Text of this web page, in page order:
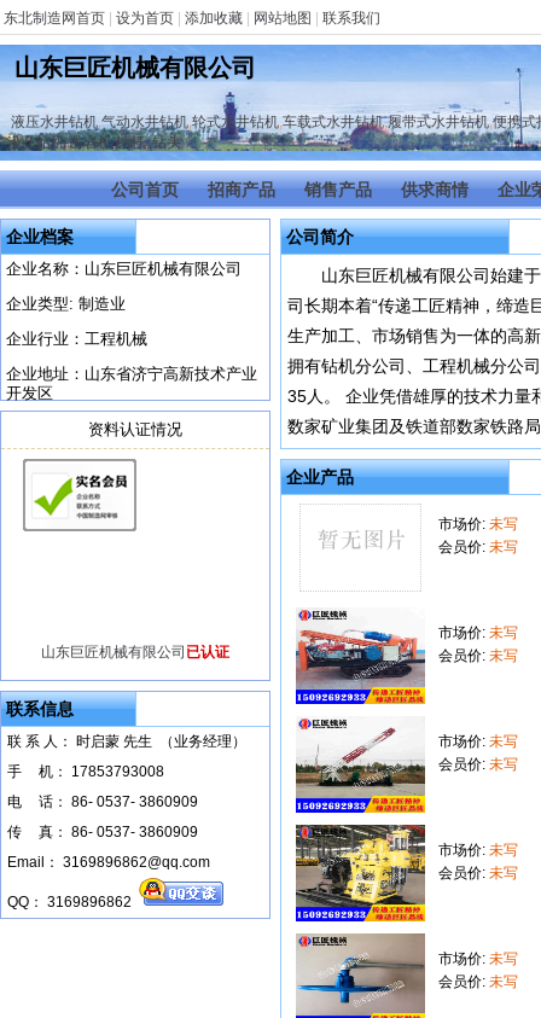
东北制造网首页 设为首页 添加收藏 网站地图 联系我们
山东巨匠机械有限公司
液压水井钻机,气动水井钻机,轮式水井钻机,车载式水井钻机,履带式水井钻机,便携式
潜孔钻机,凿岩机,钻杆,,钻头
公司首页 招商产品 销售产品 供求商情 企业
企业档案
企业名称：山东巨匠机械有限公司
企业类型: 制造业
企业行业：工程机械
企业地址：山东省济宁高新技术产业
开发区
资料认证情况
山东巨匠机械有限公司 已认证
联系信息
联 系 人： 时启蒙 先生 （业务经理）
手
机： 17853793008
电
话： 86- 0537- 3860909
传
真： 86- 0537- 3860909
Email： 3169896862@qq.com
QQ： 3169896862
公司简介
山东巨匠机械有限公司始建
司长期本着“传递工匠精神，缔造
生产加工、市场销售为一体的高
拥有钻机分公司、工程机械分公
35人。 企业凭借雄厚的技术力量
数家矿业集团及铁道部数家铁路
企业产品
市场价: 未写
会员价: 未写
市场价: 未写
会员价: 未写
市场价: 未写
会员价: 未写
市场价: 未写
会员价: 未写
市场价: 未写
会员价: 未写